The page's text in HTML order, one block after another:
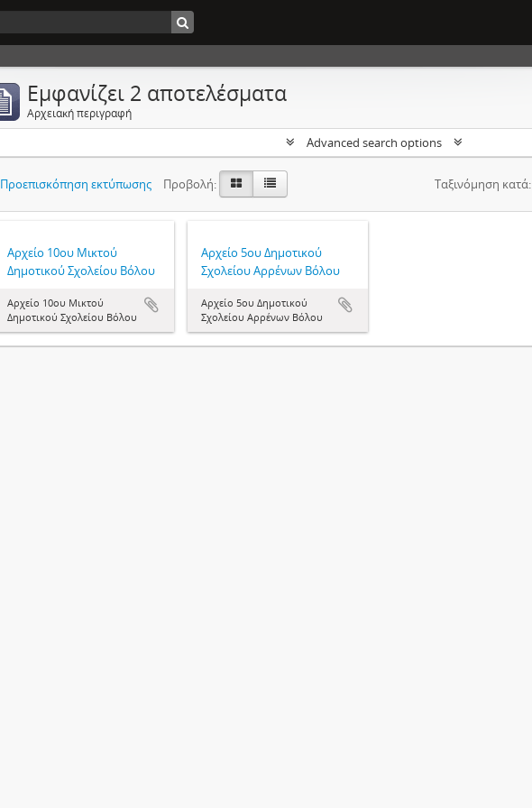
Εμφανίζει 2 αποτελέσματα
Αρχειακή περιγραφή
Advanced search options
Προεπισκόπηση εκτύπωσης Προβολή: Ταξινόμηση κατά:
Αρχείο 10ου Μικτού
Δημοτικού Σχολείου Βόλου
Αρχείο 10ου Μικτού
Δημοτικού Σχολείου Βόλου
Αρχείο 5ου Δημοτικού
Σχολείου Αρρένων Βόλου
Αρχείο 5ου Δημοτικού
Σχολείου Αρρένων Βόλου